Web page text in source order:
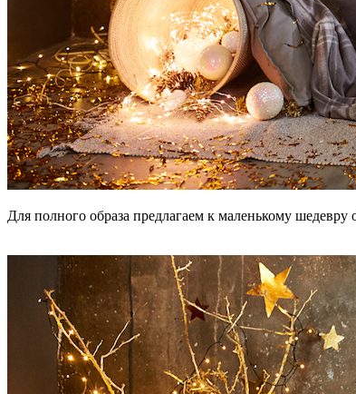
Для полного образа предлагаем к маленькому